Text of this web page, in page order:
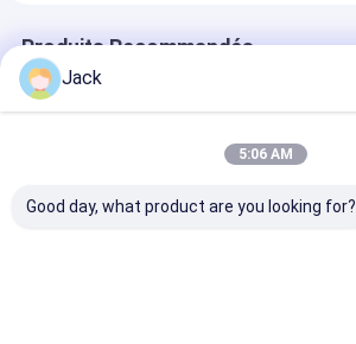
Produits Recommandés
Jack
5:06 AM
Good day, what product are you looking for?